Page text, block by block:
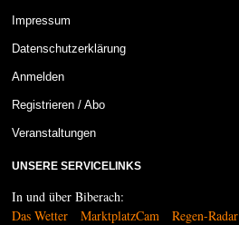
Impressum
Datenschutzerklärung
Anmelden
Registrieren / Abo
Veranstaltungen
UNSERE SERVICELINKS
In und über Biberach:
Das Wetter
MarktplatzCam Regen-Radar